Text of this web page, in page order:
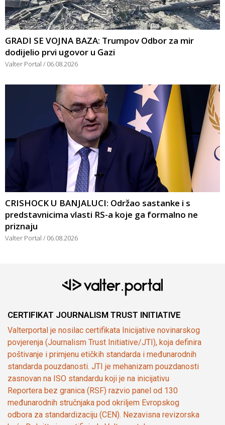
GRADI SE VOJNA BAZA: Trumpov Odbor za mir
dodijelio prvi ugovor u Gazi
Valter Portal 06.08.2026
CRISHOCK U BANJALUCI: Održao sastanke i s
predstavnicima vlasti RS-a koje ga formalno ne
priznaju
Valter Portal 06.08.2026
CERTIFIKAT JOURNALISM TRUST INITIATIVE
Valterportal je nosilac certifikata Inicijative novinarskog
povjerenja (Journalism Trust Initiative/JTI), koja definira
poštivanje i primjenu etičkih standarda i međunarodnih
standarda pouzdanosti. JTI je mehanizam pouzdanosti
zasnovan na ISO standardu koji je na inicijativu
Reportera bez granica (RSF) razvio panel od 130
međunarodnih stručnjaka pod okriljem Evropskog
odbora za standardizaciju (CEN). Nezavisna revizorska